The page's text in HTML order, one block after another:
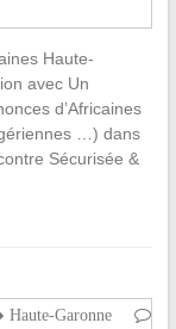
Haute-
avec Un
d’Africaines
…) dans
Sécurisée &
Haute-Garonne